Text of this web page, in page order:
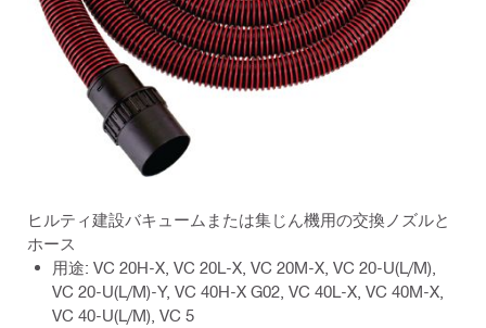
ヒルティ建設バキュームまたは集じん機用の交換ノズルと
ホース
用途: VC 20H-X, VC 20L-X, VC 20M-X, VC 20-U(L/M),
VC 20-U(L/M)-Y, VC 40H-X G02, VC 40L-X, VC 40M-X,
VC 40-U(L/M), VC 5